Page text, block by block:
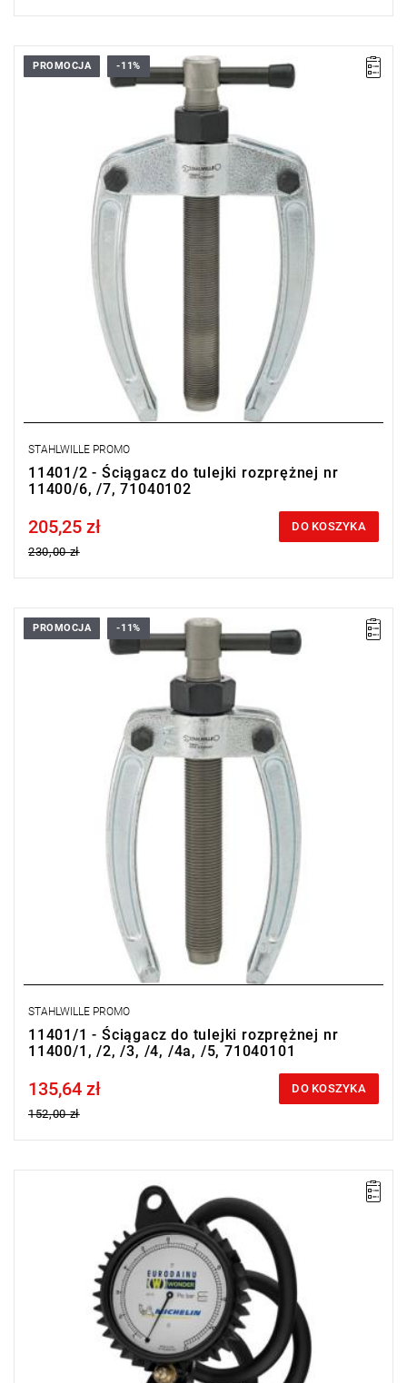
PROMOCJA -11%
STAHLWILLE PROMO
11401/2 - Ściągacz do tulejki rozprężnej nr
11400/6, /7, 71040102
Price tax included
205,25 zł
230,00 zł
DO KOSZYKA
PROMOCJA -11%
STAHLWILLE PROMO
11401/1 - Ściągacz do tulejki rozprężnej nr
11400/1, /2, /3, /4, /4a, /5, 71040101
Price tax included
135,64 zł
152,00 zł
DO KOSZYKA
• Zakres pomiaru: 0,7 - 11 Bar
• Dokładność: 0,1 Bar
• Długość przewodu: 1,5 m
• Kompatybilność: powietrze i azot
• Typ końcówki: zaciskowa